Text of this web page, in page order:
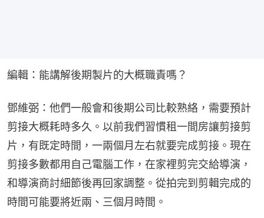
編輯：能講解後期製片的大概職責嗎？
鄧維弼：他們一般會和後期公司比較熟絡，需要預計
剪接大概耗時多久。以前我們習慣租一間房讓剪接剪
片，有既定時間，一兩個月左右就要完成剪接。現在
剪接多數都用自己電腦工作，在家裡剪完交給導演，
和導演商討細節後再回家調整。從拍完到剪輯完成的
時間可能要將近兩、三個月時間。